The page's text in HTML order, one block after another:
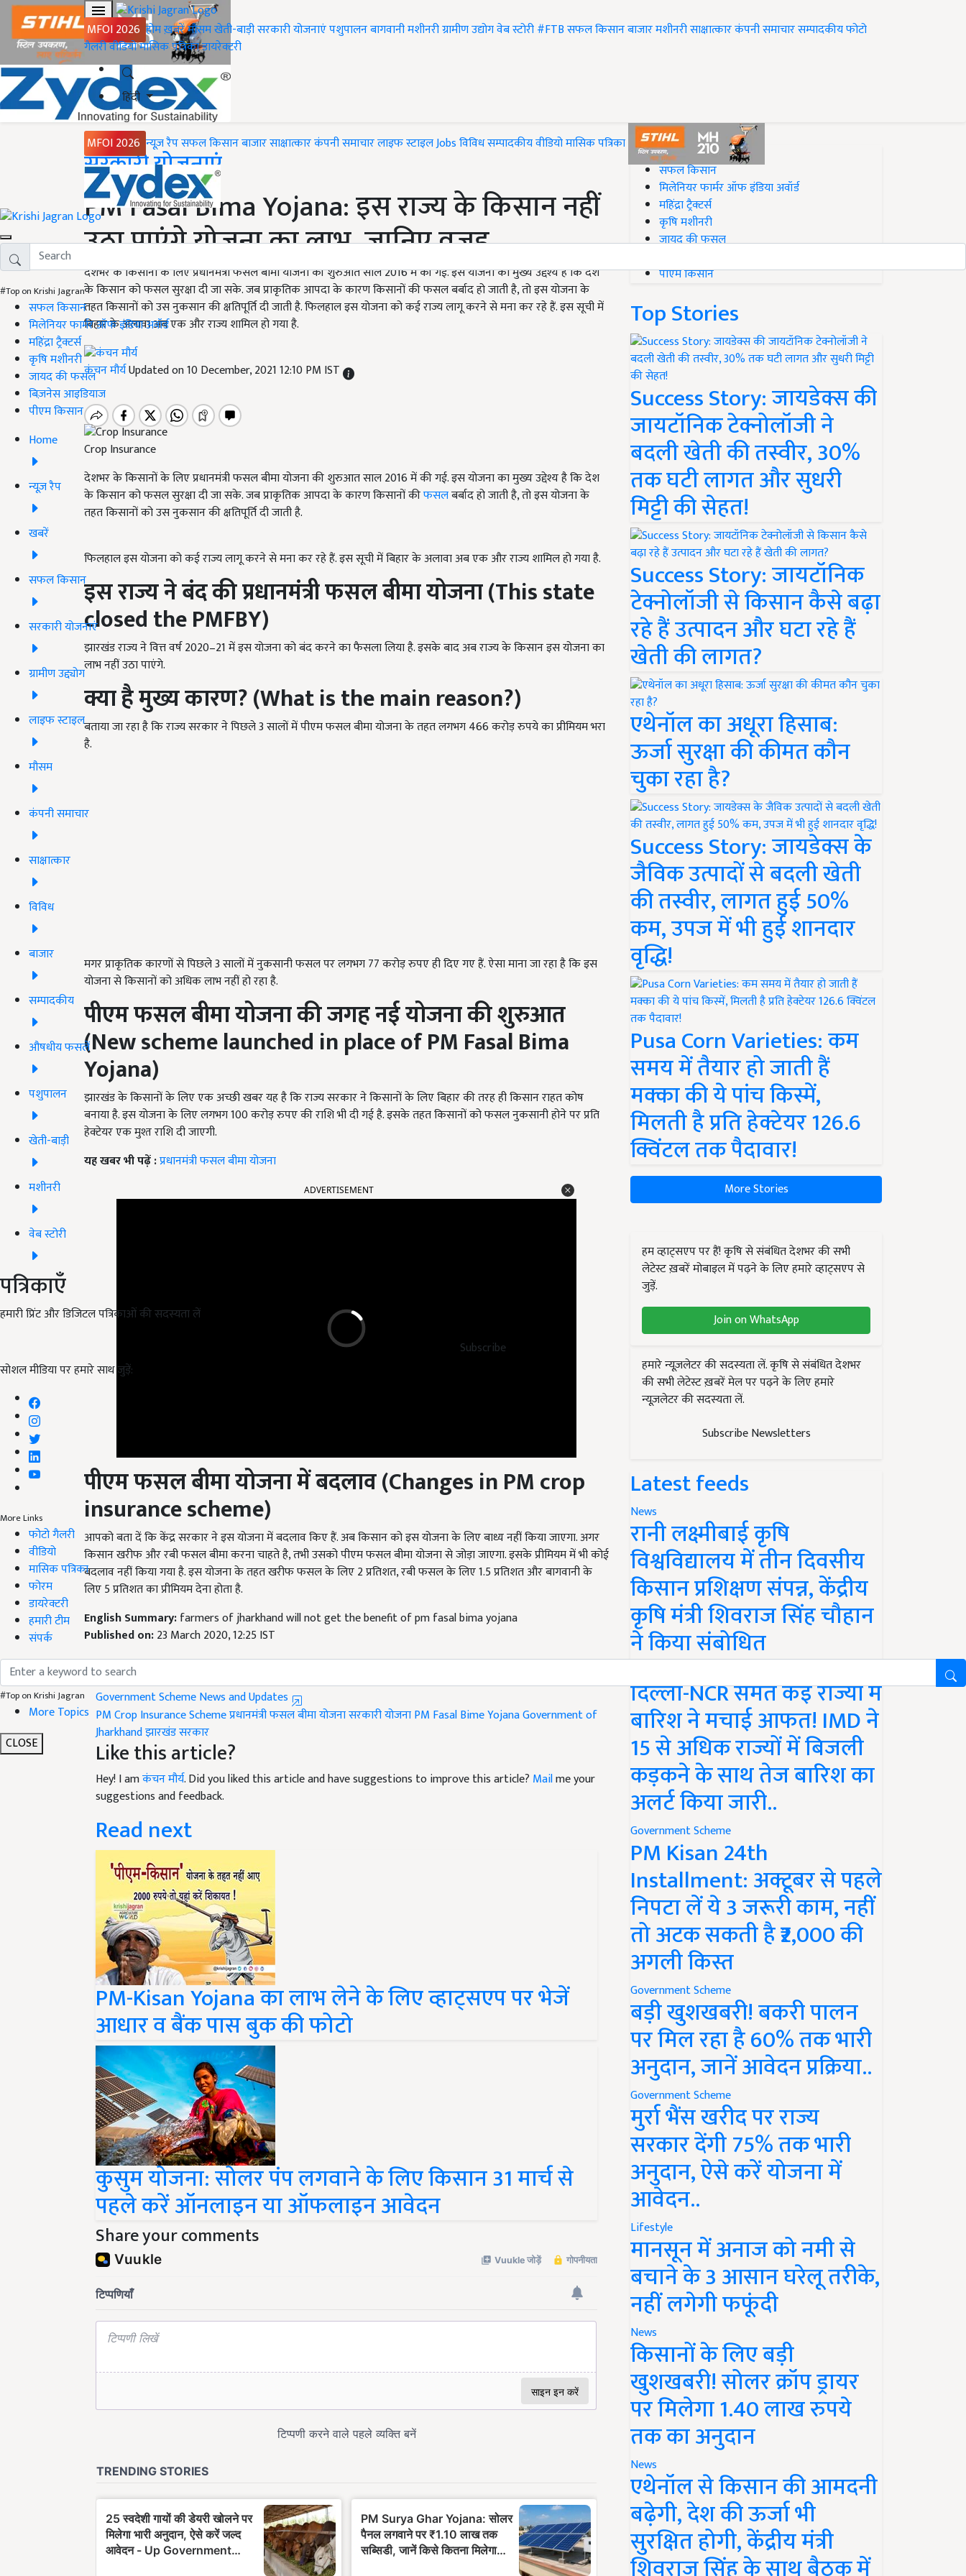
MFOI 2026 होमख़बरेंमौसमखेती-बाड़ीसरकारी योजनाएंपशुपालनबागवानीमशीनरीग्रामीण उद्योगवेब स्टोरी#FTBसफल किसानबाजारमशीनरीसाक्षात्कारकंपनी समाचारसम्पादकीयफोटो
गैलरीवीडियोमासिक पत्रिकाडायरेक्टरी
हिंदी
MFOI 2026 न्यूज़ रैपसफल किसानबाजारसाक्षात्कारकंपनी समाचारलाइफ स्टाइलJobsविविधसम्पादकीयवीडियोमासिक पत्रिका
#Top on Krishi Jagran
सफल किसान
मिलेनियर फार्मर ऑफ इंडिया अवॉर्ड
महिंद्रा ट्रैक्टर्स
कृषि मशीनरी
जायद की फसल
बिज़नेस आइडियाज
पीएम किसान
Home
न्यूज़ रैप
खबरें
सफल किसान
सरकारी योजनाएं
ग्रामीण उद्द्योग
लाइफ स्टाइल
मौसम
कंपनी समाचार
साक्षात्कार
विविध
बाजार
सम्पादकीय
औषधीय फसलें
पशुपालन
खेती-बाड़ी
मशीनरी
वेब स्टोरी
पत्रिकाएँ
हमारी प्रिंट और डिजिटल पत्रिकाओं की सदस्यता लें
Subscribe
सोशल मीडिया पर हमारे साथ जुड़ें:
More Links
फोटो गैलरी
वीडियो
मासिक पत्रिका
फोरम
डायरेक्टरी
हमारी टीम
संपर्क
#Top on Krishi Jagran
More Topics
CLOSE
Home
सरकारी योजनाएं
PM Fasal Bima Yojana: इस राज्य के किसान नहीं
उठा पाएंगे योजना का लाभ, जानिए वजह
देशभर के किसानों के लिए प्रधानमंत्री फसल बीमा योजना की शुरुआत साल 2016 में की गई. इस योजना का मुख्य उद्देश्य है कि देश
के किसान को फसल सुरक्षा दी जा सके. जब प्राकृतिक आपदा के कारण किसानों की फसल बर्बाद हो जाती है, तो इस योजना के
तहत किसानों को उस नुकसान की क्षतिपूर्ति दी जाती है. फिलहाल इस योजना को कई राज्य लागू करने से मना कर रहे हैं. इस सूची में
बिहार के अलावा अब एक और राज्य शामिल हो गया है.
कंचन मौर्यUpdated on 10 December, 2021 12:10 PM IST
Crop Insurance
देशभर के किसानों के लिए प्रधानमंत्री फसल बीमा योजना की शुरुआत साल 2016 में की गई. इस योजना का मुख्य उद्देश्य है कि देश
के किसान को फसल सुरक्षा दी जा सके. जब प्राकृतिक आपदा के कारण किसानों कीफसलबर्बाद हो जाती है, तो इस योजना के
तहत किसानों को उस नुकसान की क्षतिपूर्ति दी जाती है.
फिलहाल इस योजना को कई राज्य लागू करने से मना कर रहे हैं. इस सूची में बिहार के अलावा अब एक और राज्य शामिल हो गया है.
इस राज्य ने बंद की प्रधानमंत्री फसल बीमा योजना (This state
closed the PMFBY)
झारखंड राज्य ने वित्त वर्ष 2020–21 में इस योजना को बंद करने का फैसला लिया है. इसके बाद अब राज्य के किसान इस योजना का
लाभ नहीं उठा पाएंगे.
क्या है मुख्य कारण? (What is the main reason?)
बताया जा रहा है कि राज्य सरकार ने पिछले 3 सालों में पीएम फसल बीमा योजना के तहत लगभग 466 करोड़ रुपये का प्रीमियम भरा
है.
मगर प्राकृतिक कारणों से पिछले 3 सालों में नुकसानी फसल पर लगभग 77 करोड़ रुपए ही दिए गए हैं. ऐसा माना जा रहा है कि इस
योजना से किसानों को अधिक लाभ नहीं हो रहा है.
पीएम फसल बीमा योजना की जगह नई योजना की शुरुआत
(New scheme launched in place of PM Fasal Bima
Yojana)
झारखंड के किसानों के लिए एक अच्छी खबर यह है कि राज्य सरकार ने किसानों के लिए बिहार की तरह ही किसान राहत कोष
बनाया है. इस योजना के लिए लगभग 100 करोड़ रुपए की राशि भी दी गई है. इसके तहत किसानों को फसल नुकसानी होने पर प्रति
हेक्टेयर एक मुश्त राशि दी जाएगी.
यह खबर भी पढ़ें :प्रधानमंत्री फसल बीमा योजना
ADVERTISEMENT
पीएम फसल बीमा योजनामें बदलाव (Changes in PM crop
insurance scheme)
आपको बता दें कि केंद्र सरकार ने इस योजना में बदलाव किए हैं. अब किसान को इस योजना के लिए बाध्य नहीं किया जाएगा. अगर
किसान खरीफ और रबी फसल बीमा करना चाहते है, तभी उसको पीएम फसल बीमा योजना से जोड़ा जाएगा. इसके प्रीमियम में भी कोई
बदलाव नहीं किया गया है. इस योजना के तहत खरीफ फसल के लिए 2 प्रतिशत, रबी फसल के लिए 1.5 प्रतिशत और बागवानी के
लिए 5 प्रतिशत का प्रीमियम देना होता है.
English Summary:farmers of jharkhand will not get the benefit of pm fasal bima yojana
Published on:23 March 2020, 12:25 IST
Related Topics
Government Scheme News and Updates
PM Crop Insurance Schemeप्रधानमंत्री फसल बीमा योजनासरकारी योजनाPM Fasal Bime YojanaGovernment of
Jharkhandझारखंड सरकार
Like this article?
Hey! I amकंचन मौर्य. Did you liked this article and have suggestions to improve this article? Mailme your
suggestions and feedback.
Read next
PM-Kisan Yojana का लाभ लेने के लिए व्हाट्सएप पर भेजें
आधार व बैंक पास बुक की फोटो
कुसुम योजना: सोलर पंप लगवाने के लिए किसान 31 मार्च से
पहले करें ऑनलाइन या ऑफलाइन आवेदन
Share your comments
#Top on Krishi Jagran
सफल किसान
मिलेनियर फार्मर ऑफ इंडिया अवॉर्ड
महिंद्रा ट्रैक्टर्स
कृषि मशीनरी
जायद की फसल
पीएम किसान
Top Stories
Success Story: जायडेक्स की
जायटॉनिक टेक्नोलॉजी ने
बदली खेती की तस्वीर, 30%
तक घटी लागत और सुधरी
मिट्टी की सेहत!
Success Story: जायटॉनिक
टेक्नोलॉजी से किसान कैसे बढ़ा
रहे हैं उत्पादन और घटा रहे हैं
खेती की लागत?
एथेनॉल का अधूरा हिसाब:
ऊर्जा सुरक्षा की कीमत कौन
चुका रहा है?
Success Story: जायडेक्स के
जैविक उत्पादों से बदली खेती
की तस्वीर, लागत हुई 50%
कम, उपज में भी हुई शानदार
वृद्धि!
Pusa Corn Varieties: कम
समय में तैयार हो जाती हैं
मक्का की ये पांच किस्में,
मिलती है प्रति हेक्टेयर 126.6
क्विंटल तक पैदावार!
More Stories
हम व्हाट्सएप पर हैं! कृषि से संबंधित देशभर की सभी
लेटेस्ट ख़बरें मोबाइल में पढ़ने के लिए हमारे व्हाट्सएप से
जुड़ें.
Join on WhatsApp
हमारे न्यूज़लेटर की सदस्यता लें. कृषि से संबंधित देशभर
की सभी लेटेस्ट ख़बरें मेल पर पढ़ने के लिए हमारे
न्यूज़लेटर की सदस्यता लें.
Subscribe Newsletters
Latest feeds
News
रानी लक्ष्मीबाई कृषि
विश्वविद्यालय में तीन दिवसीय
किसान प्रशिक्षण संपन्न, केंद्रीय
कृषि मंत्री शिवराज सिंह चौहान
ने किया संबोधित
दिल्ली-NCR समेत कई राज्यों में
बारिश ने मचाई आफत! IMD ने
15 से अधिक राज्यों में बिजली
कड़कने के साथ तेज बारिश का
अलर्ट किया जारी..
Government Scheme
PM Kisan 24th
Installment: अक्टूबर से पहले
निपटा लें ये 3 जरूरी काम, नहीं
तो अटक सकती है ₹2,000 की
अगली किस्त
Government Scheme
बड़ी खुशखबरी! बकरी पालन
पर मिल रहा है 60% तक भारी
अनुदान, जानें आवेदन प्रक्रिया..
Government Scheme
मुर्रा भैंस खरीद पर राज्य
सरकार देंगी 75% तक भारी
अनुदान, ऐसे करें योजना में
आवेदन..
Lifestyle
मानसून में अनाज को नमी से
बचाने के 3 आसान घरेलू तरीके,
नहीं लगेगी फफूंदी
News
किसानों के लिए बड़ी
खुशखबरी! सोलर क्रॉप ड्रायर
पर मिलेगा 1.40 लाख रुपये
तक का अनुदान
News
एथेनॉल से किसान की आमदनी
बढ़ेगी, देश की ऊर्जा भी
सुरक्षित होगी, केंद्रीय मंत्री